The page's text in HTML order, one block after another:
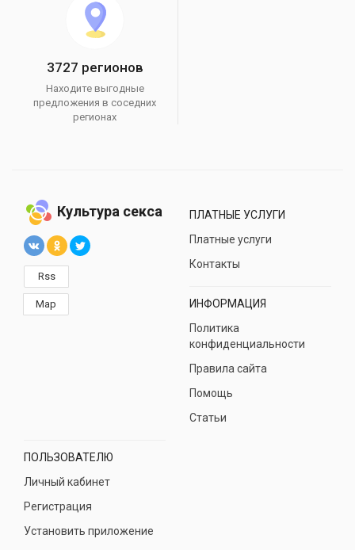
3727 регионов
Находите выгодные
предложения в соседних
регионах
Культура секса
Rss
Map
ПЛАТНЫЕ УСЛУГИ
Платные услуги
Контакты
ИНФОРМАЦИЯ
Политика
конфиденциальности
Правила сайта
Помощь
Статьи
ПОЛЬЗОВАТЕЛЮ
Личный кабинет
Регистрация
Установить приложение